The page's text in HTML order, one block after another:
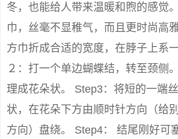
冬，也能给人带来温暖和煦的感觉
巾，丝毫不显稚气，而且更时尚高
方巾折成合适的宽度，在脖子上系
２：打一个单边蝴蝶结，转至颈侧
理成花朵状。 Step3：将短的一端
状，在花朵下方由顺时针方向（给
方向）盘绕。 Step4： 结尾刚好可